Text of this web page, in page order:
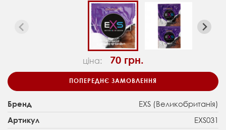
ціна: 70 грн.
ПОПЕРЕДНЄ ЗАМОВЛЕННЯ
Бренд EXS (Великобританія)
Артикул EXS031